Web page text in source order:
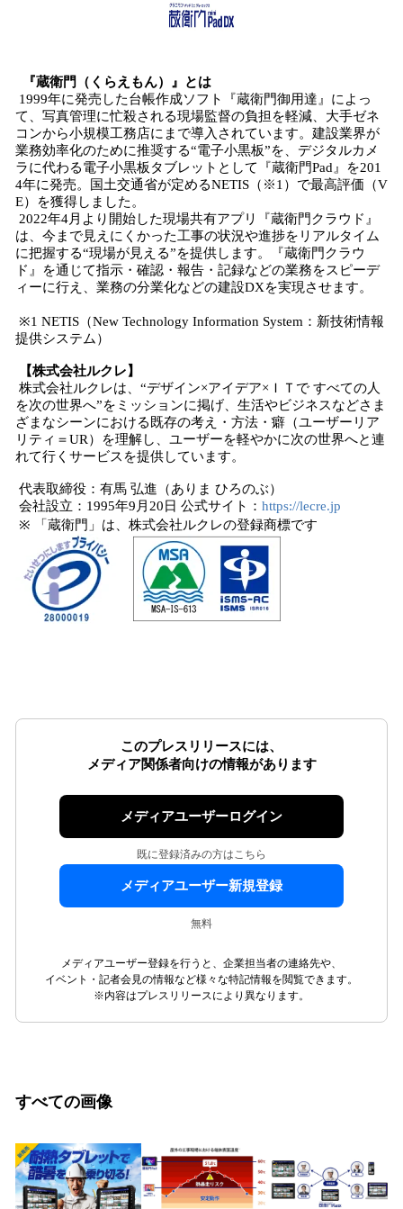
『蔵衛門（くらえもん）』とは
1999年に発売した台帳作成ソフト『蔵衛門御用達』によっ
て、写真管理に忙殺される現場監督の負担を軽減、大手ゼネ
コンから小規模工務店にまで導入されています。建設業界が
業務効率化のために推奨する“電子小黒板”を、デジタルカメ
ラに代わる電子小黒板タブレットとして『蔵衛門Pad』を201
4年に発売。国土交通省が定めるNETIS（※1）で最高評価（V
E）を獲得しました。
2022年4月より開始した現場共有アプリ『蔵衛門クラウド』
は、今まで見えにくかった工事の状況や進捗をリアルタイム
に把握する“現場が見える”を提供します。『蔵衛門クラウ
ド』を通じて指示・確認・報告・記録などの業務をスピーデ
ィーに行え、業務の分業化などの建設DXを実現させます。
※1 NETIS（New Technology Information System：新技術情報
提供システム）
【株式会社ルクレ】
株式会社ルクレは、“デザイン×アイデア×ＩＴで すべての人
を次の世界へ”をミッションに掲げ、生活やビジネスなどさま
ざまなシーンにおける既存の考え・方法・癖（ユーザーリア
リティ＝UR）を理解し、ユーザーを軽やかに次の世界へと連
れて行くサービスを提供しています。
代表取締役：有馬 弘進（ありま ひろのぶ）
会社設立：1995年9月20日 公式サイト： https://lecre.jp
※ 「蔵衛門」は、株式会社ルクレの登録商標です
このプレスリリースには、
メディア関係者向けの情報があります
メディアユーザーログイン
既に登録済みの方はこちら
メディアユーザー新規登録
無料
メディアユーザー登録を行うと、企業担当者の連絡先や、
イベント・記者会見の情報など様々な特記情報を閲覧できます。
※内容はプレスリリースにより異なります。
すべての画像